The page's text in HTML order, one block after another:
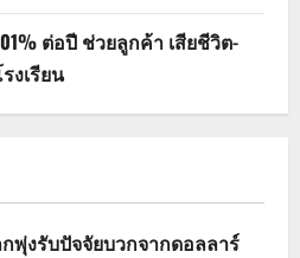
ต่อปี ช่วยลูกค้า เสียชีวิต-
งเรียน
พุ่งรับปัจจัยบวกจากดอลลาร์